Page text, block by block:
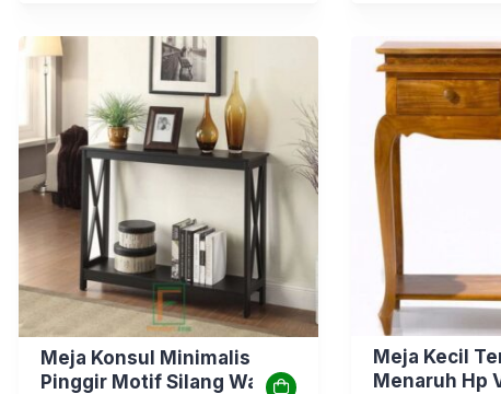
Meja Konsul Minimalis
Pinggir Motif Silang Warna
Meja Kecil
Menaruh Hp